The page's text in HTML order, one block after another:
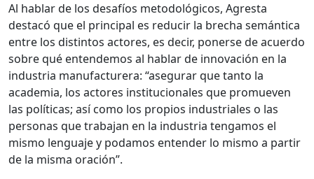
Al hablar de los desafíos metodológicos, Agresta
destacó que el principal es reducir la brecha semántica
entre los distintos actores, es decir, ponerse de acuerdo
sobre qué entendemos al hablar de innovación en la
industria manufacturera: “asegurar que tanto la
academia, los actores institucionales que promueven
las políticas; así como los propios industriales o las
personas que trabajan en la industria tengamos el
mismo lenguaje y podamos entender lo mismo a partir
de la misma oración”.